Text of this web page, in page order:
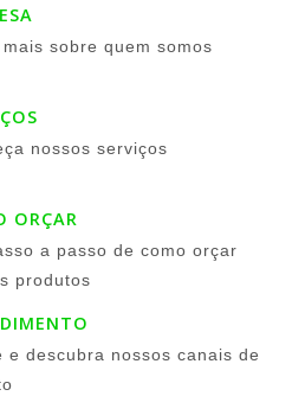
mais sobre quem somos
nossos serviços
ORÇAR
a passo de como orçar
produtos
e descubra nossos canais de